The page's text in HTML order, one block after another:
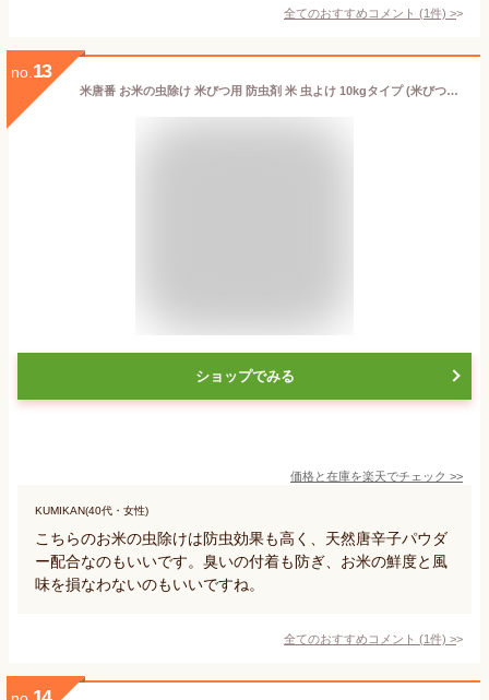
全てのおすすめコメント (1件) >
no. 13
米唐番 お米の虫除け 米びつ用 防虫剤 米 虫よけ 10kgタイプ (米びつ30kgまで)(1コ入*3コセット)【米唐番】
ショップでみる
価格と在庫を楽天でチェック >>
KUMIKAN(40代・女性)
こちらのお米の虫除けは防虫効果も高く、天然唐辛子パウダ
ー配合なのもいいです。臭いの付着も防ぎ、お米の鮮度と風
味を損なわないのもいいですね。
全てのおすすめコメント (1件) >